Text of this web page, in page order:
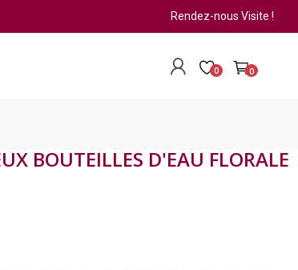
Rendez-nous Visite !
0 0
BOUTEILLES D'EAU FLORALE